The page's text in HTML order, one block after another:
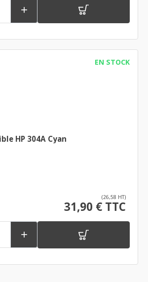

EN STOCK
HP 304A Cyan
(26,58 HT)
31,90 € TTC
